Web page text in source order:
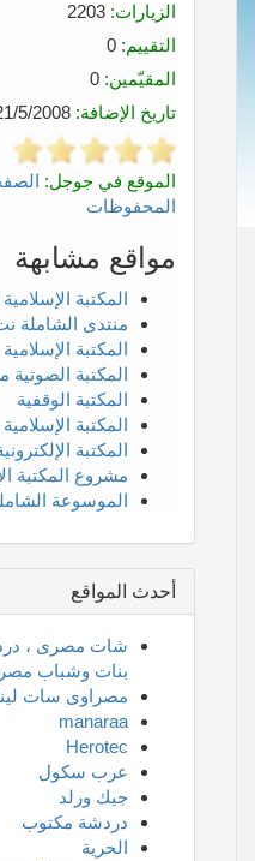
الزيارات:
التقييم:
المقيّمين:
تاريخ الإضافة:
الموقع في جوجل:
المحفوظات
مواقع مشابهة
المكتبة
منتدى الشاملة
المكتبة الإسلامية
المكتبة الصوتية
المكتبة الوقفية
المكتبة
المكتبة
مشروع المكتبة
الموسوعة
أحدث المواقع
شات مصرى ،
بنات وشباب
مصراوى سات
manaraa
Herotec
عرب سكول
جيك ورلد
دردشة مكتوب
الحرية